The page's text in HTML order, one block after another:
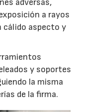
adversas,
a rayos
cálido aspecto y
y soportes
la misma
de la firma.